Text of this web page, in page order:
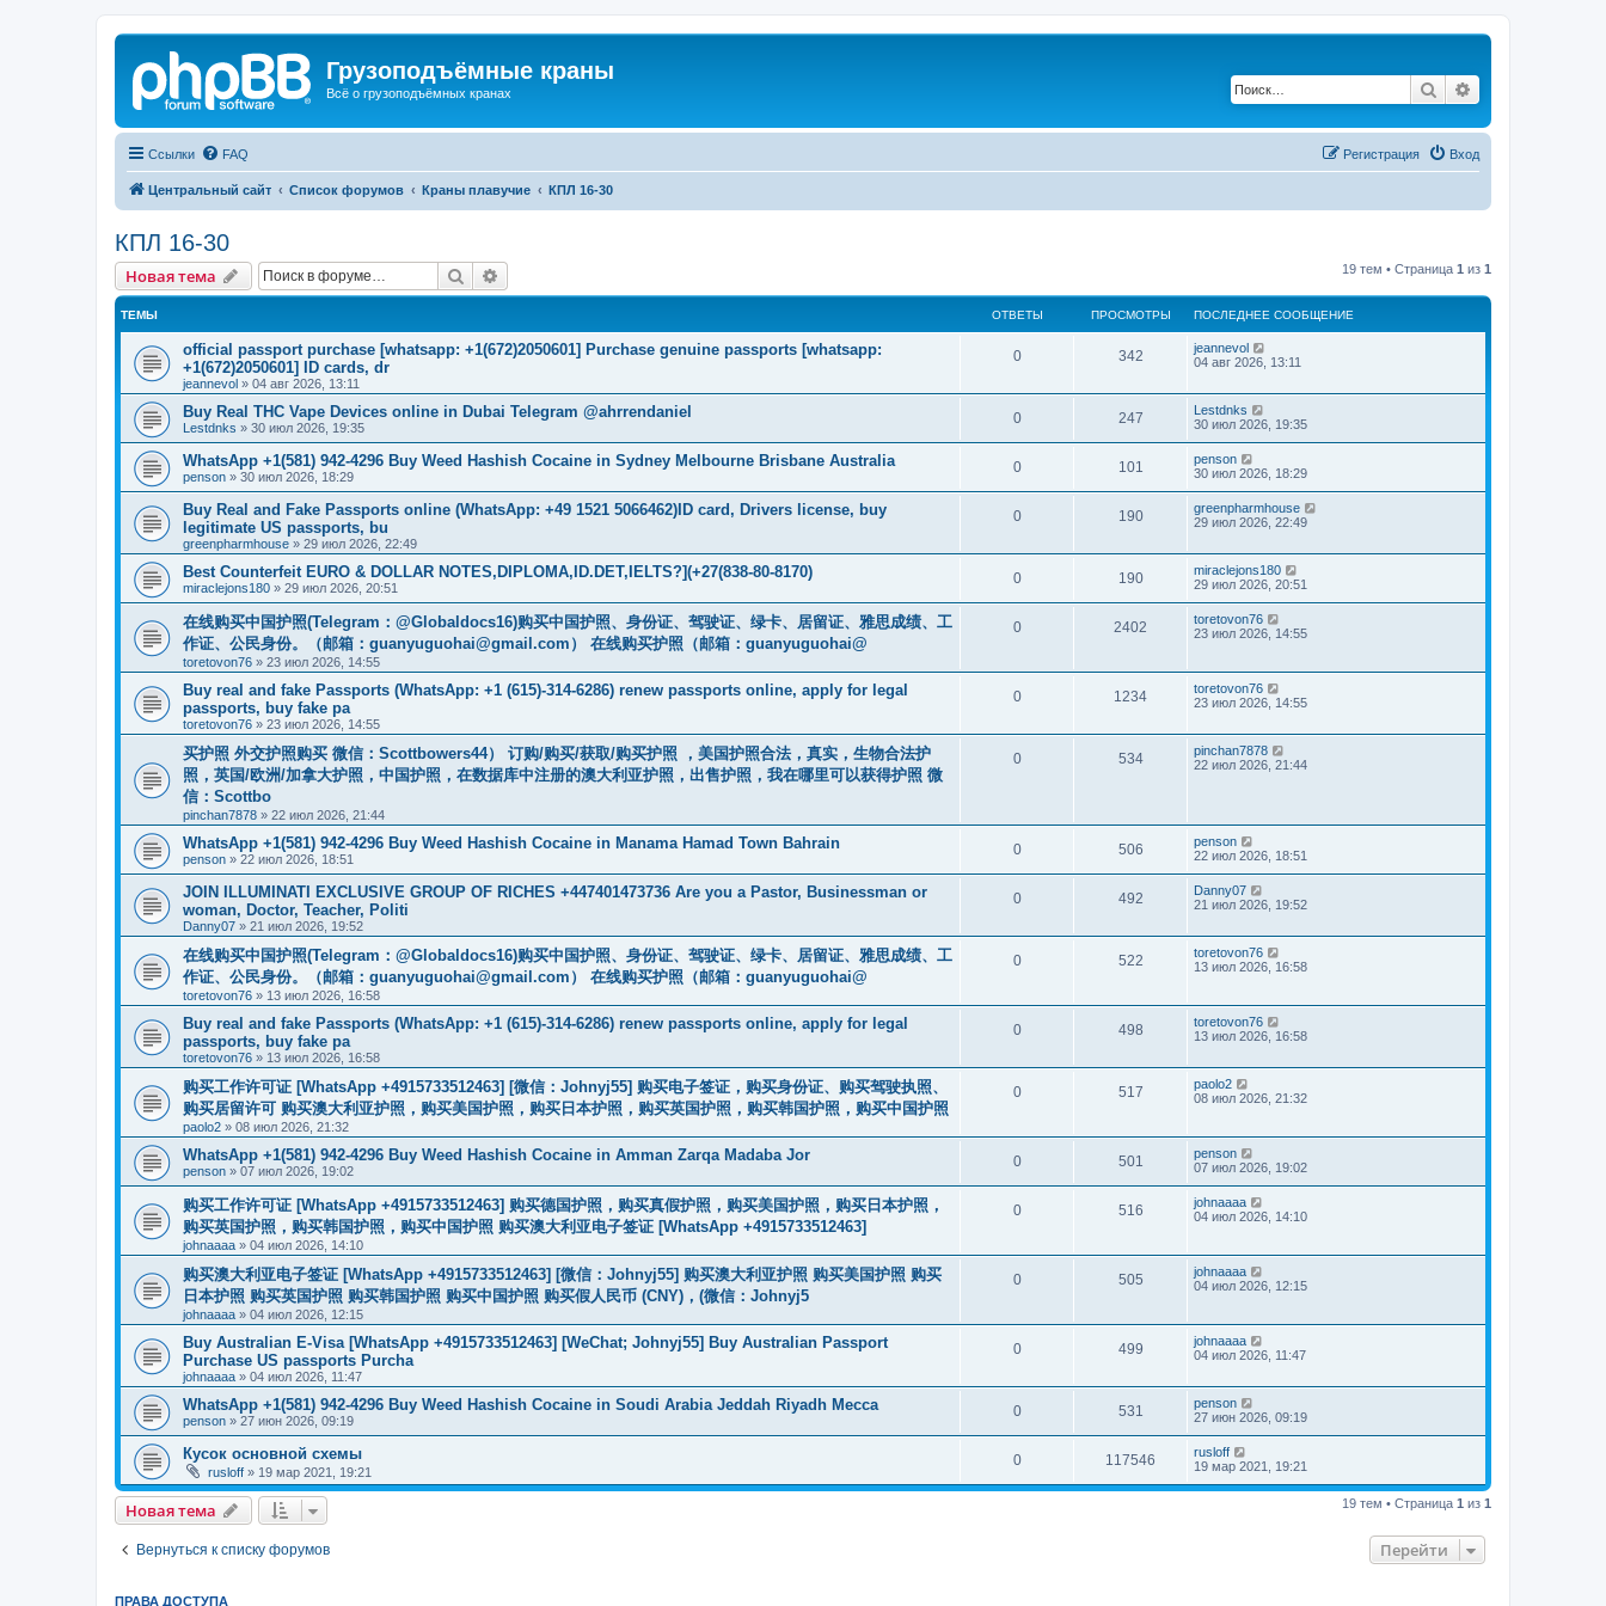
Грузоподъёмные краны
Всё о грузоподъёмных кранах Поиск
Ссылки FAQ Вход
Регистрация
Центральный сайт Список форумов Краны плавучие КПЛ 16-30
КПЛ 16-30
Новая тема Поиск 19 тем • Страница 1 из 1
ТЕМЫ ОТВЕТЫ ПРОСМОТРЫ ПОСЛЕДНЕЕ СООБЩЕНИЕ
official passport purchase [whatsapp: +1(672)2050601] Purchase genuine passports [whatsapp:
+1(672)2050601] ID cards, dr
jeannevol » 04 авг 2026, 13:11
0 342
jeannevol
04 авг 2026, 13:11
Buy Real THC Vape Devices online in Dubai Telegram @ahrrendaniel
Lestdnks » 30 июл 2026, 19:35
0 247
Lestdnks
30 июл 2026, 19:35
WhatsApp +1(581) 942-4296 Buy Weed Hashish Cocaine in Sydney Melbourne Brisbane Australia
penson » 30 июл 2026, 18:29
0 101
penson
30 июл 2026, 18:29
Buy Real and Fake Passports online (WhatsApp: +49 1521 5066462)ID card, Drivers license, buy
legitimate US passports, bu
greenpharmhouse » 29 июл 2026, 22:49
0 190
greenpharmhouse
29 июл 2026, 22:49
Best Counterfeit EURO & DOLLAR NOTES,DIPLOMA,ID.DET,IELTS?](+27(838-80-8170)
miraclejons180 » 29 июл 2026, 20:51
0 190
miraclejons180
29 июл 2026, 20:51
在线购买中国护照(Telegram：@Globaldocs16)购买中国护照、身份证、驾驶证、绿卡、居留证、雅思成绩、工
作证、公民身份。（邮箱： guanyuguohai@gmail.com ） 在线购买护照（邮箱：guanyuguohai@
toretovon76 » 23 июл 2026, 14:55
0 2402
toretovon76
23 июл 2026, 14:55
Buy real and fake Passports (WhatsApp: +1 (615)-314-6286) renew passports online, apply for legal
passports, buy fake pa
toretovon76 » 23 июл 2026, 14:55
0 1234
toretovon76
23 июл 2026, 14:55
买护照 外交护照购买 微信：Scottbowers44） 订购/购买/获取/购买护照 ，美国护照合法，真实，生物合法护
照，英国/欧洲/加拿大护照，中国护照，在数据库中注册的澳大利亚护照，出售护照，我在哪里可以获得护照 微
信：Scottbo
pinchan7878 » 22 июл 2026, 21:44
0 534
pinchan7878
22 июл 2026, 21:44
WhatsApp +1(581) 942-4296 Buy Weed Hashish Cocaine in Manama Hamad Town Bahrain
penson » 22 июл 2026, 18:51
0 506
penson
22 июл 2026, 18:51
JOIN ILLUMINATI EXCLUSIVE GROUP OF RICHES +447401473736 Are you a Pastor, Businessman or
woman, Doctor, Teacher, Politi
Danny07 » 21 июл 2026, 19:52
0 492
Danny07
21 июл 2026, 19:52
在线购买中国护照(Telegram：@Globaldocs16)购买中国护照、身份证、驾驶证、绿卡、居留证、雅思成绩、工
作证、公民身份。（邮箱： guanyuguohai@gmail.com ） 在线购买护照（邮箱：guanyuguohai@
toretovon76 » 13 июл 2026, 16:58
0 522
toretovon76
13 июл 2026, 16:58
Buy real and fake Passports (WhatsApp: +1 (615)-314-6286) renew passports online, apply for legal
passports, buy fake pa
toretovon76 » 13 июл 2026, 16:58
0 498
toretovon76
13 июл 2026, 16:58
购买工作许可证 [WhatsApp +4915733512463] [微信：Johnyj55] 购买电子签证，购买身份证、购买驾驶执照、
购买居留许可 购买澳大利亚护照，购买美国护照，购买日本护照，购买英国护照，购买韩国护照，购买中国护照
paolo2 » 08 июл 2026, 21:32
0 517
paolo2
08 июл 2026, 21:32
WhatsApp +1(581) 942-4296 Buy Weed Hashish Cocaine in Amman Zarqa Madaba Jor
penson » 07 июл 2026, 19:02
0 501
penson
07 июл 2026, 19:02
购买工作许可证 [WhatsApp +4915733512463] 购买德国护照，购买真假护照，购买美国护照，购买日本护照，
购买英国护照，购买韩国护照，购买中国护照 购买澳大利亚电子签证 [WhatsApp +4915733512463]
johnaaaa » 04 июл 2026, 14:10
0 516
johnaaaa
04 июл 2026, 14:10
购买澳大利亚电子签证 [WhatsApp +4915733512463] [微信：Johnyj55] 购买澳大利亚护照 购买美国护照 购买
日本护照 购买英国护照 购买韩国护照 购买中国护照 购买假人民币 (CNY)，(微信：Johnyj5
johnaaaa » 04 июл 2026, 12:15
0 505
johnaaaa
04 июл 2026, 12:15
Buy Australian E-Visa [WhatsApp +4915733512463] [WeChat; Johnyj55] Buy Australian Passport
Purchase US passports Purcha
johnaaaa » 04 июл 2026, 11:47
0 499
johnaaaa
04 июл 2026, 11:47
WhatsApp +1(581) 942-4296 Buy Weed Hashish Cocaine in Soudi Arabia Jeddah Riyadh Mecca
penson » 27 июн 2026, 09:19
0 531
penson
27 июн 2026, 09:19
Кусок основной схемы
rusloff » 19 мар 2021, 19:21
0 117546
rusloff
19 мар 2021, 19:21
Новая тема 19 тем • Страница 1 из 1
Вернуться к списку форумов Перейти
ПРАВА ДОСТУПА